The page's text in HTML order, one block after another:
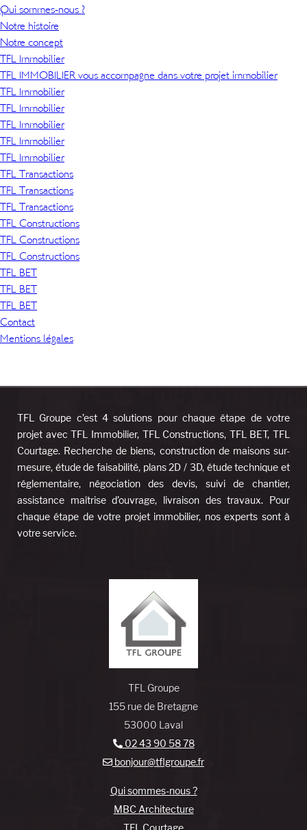
Qui sommes-nous ?
Notre histoire
Notre concept
TFL Immobilier
TFL IMMOBILIER vous accompagne dans votre projet immobilier
TFL Immobilier
TFL Immobilier
TFL Immobilier
TFL Immobilier
TFL Immobilier
TFL Transactions
TFL Transactions
TFL Transactions
TFL Constructions
TFL Constructions
TFL Constructions
TFL BET
TFL BET
TFL BET
Contact
Mentions légales
TFL Groupe c’est 4 solutions pour chaque étape de votre
projet avec TFL Immobilier, TFL Constructions, TFL BET, TFL
Courtage. Recherche de biens, construction de maisons sur-
mesure, étude de faisabilité, plans 2D / 3D, étude technique et
réglementaire, négociation des devis, suivi de chantier,
assistance maîtrise d’ouvrage, livraison des travaux. Pour
chaque étape de votre projet immobilier, nos experts sont à
votre service.
TFL Groupe
155 rue de Bretagne
53000 Laval
02 43 90 58 78
bonjour@tflgroupe.fr
Qui sommes-nous ?
MBC Architecture
TFL Courtage